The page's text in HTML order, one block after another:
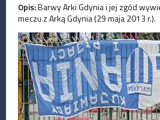
Opis:Barwy Arki Gdynia i jej zgód
meczu z Arką Gdynia (29 maja 2013 r.).